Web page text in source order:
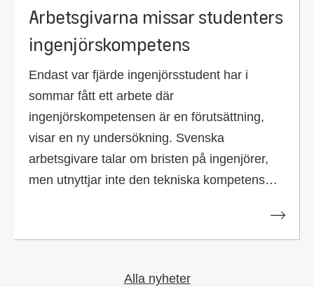
Arbetsgivarna missar studenters
ingenjörskompetens
Endast var fjärde ingenjörsstudent har i
sommar fått ett arbete där
ingenjörskompetensen är en förutsättning,
visar en ny undersökning. Svenska
arbetsgivare talar om bristen på ingenjörer,
men utnyttjar inte den tekniska kompetens
Alla nyheter